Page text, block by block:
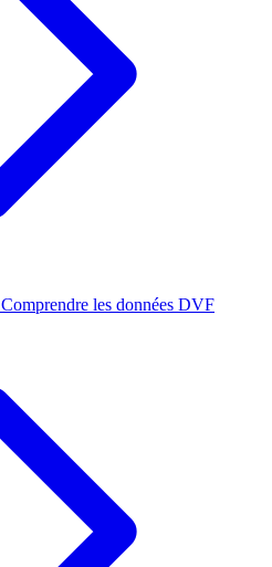
Comprendre les données DVF